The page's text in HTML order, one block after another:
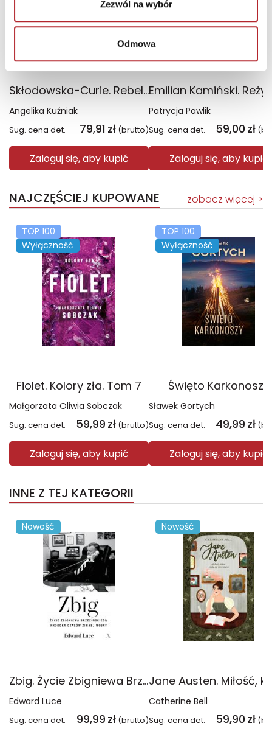
Zezwól na wybór
Odmowa
Skłodowska-Curie. Rebeliantka
Angelika Kuźniak
Sug. cena det. 79,91 zł (brutto)
Zaloguj się, aby kupić
Patrycja Pawlik
Sug. cena det. 59,00 zł
Zaloguj się, aby kupić
NAJCZĘŚCIEJ KUPOWANE zobacz więcej
TOP 100
Wyłączność
Fiolet. Kolory zła. Tom 7
Małgorzata Oliwia Sobczak
Sug. cena det. 59,99 zł (brutto)
Zaloguj się, aby kupić
TOP 100
Wyłączność
Święto Karkonoszy
Sławek Gortych
Sug. cena det. 49,99 zł
Zaloguj się, aby kupić
INNE Z TEJ KATEGORII
Nowość
Zbig. Życie Zbigniewa Brzezińskiego proroka czasów zimnej wojny
Edward Luce
Sug. cena det. 99,99 zł (brutto)
Nowość
Catherine Bell
Sug. cena det. 59,90 zł